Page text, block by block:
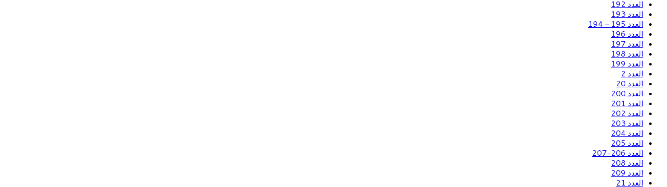
العدد 192
العدد 193
العدد 195 – 194
العدد 196
العدد 197
العدد 198
العدد 199
العدد 2
العدد 20
العدد 200
العدد 201
العدد 202
العدد 203
العدد 204
العدد 205
العدد 206-207
العدد 208
العدد 209
العدد 21